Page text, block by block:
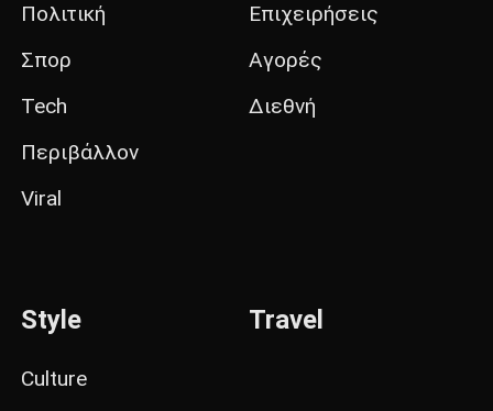
Πολιτική
Σπορ
Tech
Περιβάλλον
Viral
Επιχειρήσεις
Αγορές
Διεθνή
Style
Culture
Travel